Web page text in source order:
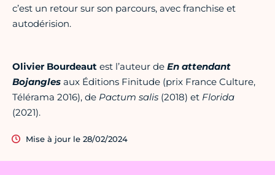
c’est un retour sur son parcours, avec franchise et
autodérision.
Olivier Bourdeaut est l’auteur de En attendant
Bojangles aux Éditions Finitude (prix France Culture,
Télérama 2016), de Pactum salis (2018) et Florida
(2021).
Mise à jour le 28/02/2024